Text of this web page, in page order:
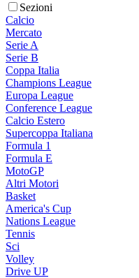
Sezioni
Calcio
Mercato
Serie A
Serie B
Coppa Italia
Champions League
Europa League
Conference League
Calcio Estero
Supercoppa Italiana
Formula 1
Formula E
MotoGP
Altri Motori
Basket
America's Cup
Nations League
Tennis
Sci
Volley
Drive UP